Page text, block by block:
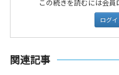
この続きを読むには会員
ログ
関連記事